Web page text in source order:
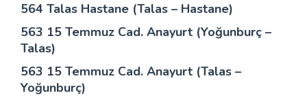
564 Talas Hastane (Talas – Hastane)
563 15 Temmuz Cad. Anayurt (Yoğunburç –
Talas)
563 15 Temmuz Cad. Anayurt (Talas –
Yoğunburç)